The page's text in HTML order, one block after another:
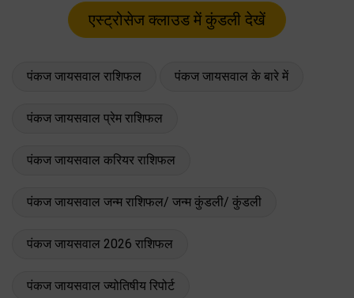
पंकज जायसवाल राशिफल पंकज जायसवाल के बारे में
पंकज जायसवाल प्रेम राशिफल
पंकज जायसवाल करियर राशिफल
पंकज जायसवाल जन्म राशिफल/ जन्म कुंडली/ कुंडली
पंकज जायसवाल 2026 राशिफल
पंकज जायसवाल ज्योतिषीय रिपोर्ट